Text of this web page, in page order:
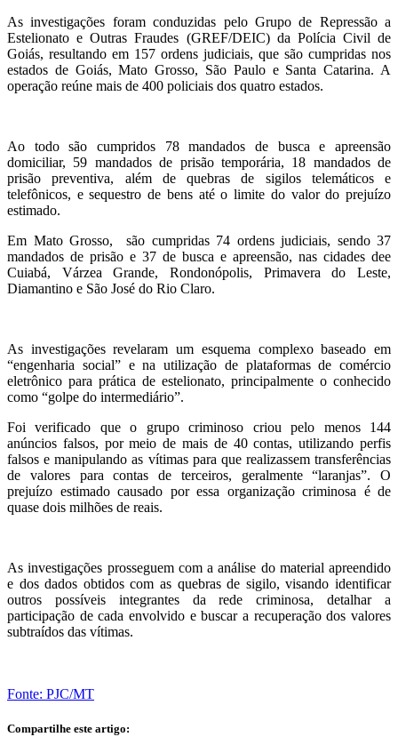
As investigações foram conduzidas pelo Grupo de Repressão a
Estelionato e Outras Fraudes (GREF/DEIC) da Polícia Civil de
Goiás, resultando em 157 ordens judiciais, que são cumpridas nos
estados de Goiás, Mato Grosso, São Paulo e Santa Catarina. A
operação reúne mais de 400 policiais dos quatro estados.
Ao todo são cumpridos 78 mandados de busca e apreensão
domiciliar, 59 mandados de prisão temporária, 18 mandados de
prisão preventiva, além de quebras de sigilos telemáticos e
telefônicos, e sequestro de bens até o limite do valor do prejuízo
estimado.
Em Mato Grosso, são cumpridas 74 ordens judiciais, sendo 37
mandados de prisão e 37 de busca e apreensão, nas cidades dee
Cuiabá, Várzea Grande, Rondonópolis, Primavera do Leste,
Diamantino e São José do Rio Claro.
As investigações revelaram um esquema complexo baseado em
“engenharia social” e na utilização de plataformas de comércio
eletrônico para prática de estelionato, principalmente o conhecido
como “golpe do intermediário”.
Foi verificado que o grupo criminoso criou pelo menos 144
anúncios falsos, por meio de mais de 40 contas, utilizando perfis
falsos e manipulando as vítimas para que realizassem transferências
de valores para contas de terceiros, geralmente “laranjas”. O
prejuízo estimado causado por essa organização criminosa é de
quase dois milhões de reais.
As investigações prosseguem com a análise do material apreendido
e dos dados obtidos com as quebras de sigilo, visando identificar
outros possíveis integrantes da rede criminosa, detalhar a
participação de cada envolvido e buscar a recuperação dos valores
subtraídos das vítimas.
Fonte: PJC/MT
Compartilhe este artigo: